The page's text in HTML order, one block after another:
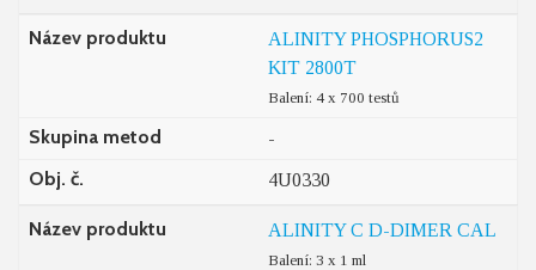
Název produktu
ALINITY PHOSPHORUS2
KIT 2800T
Balení: 4 x 700 testů
Skupina metod -
Obj. č. 4U0330
Název produktu ALINITY C D-DIMER CAL
Balení: 3 x 1 ml